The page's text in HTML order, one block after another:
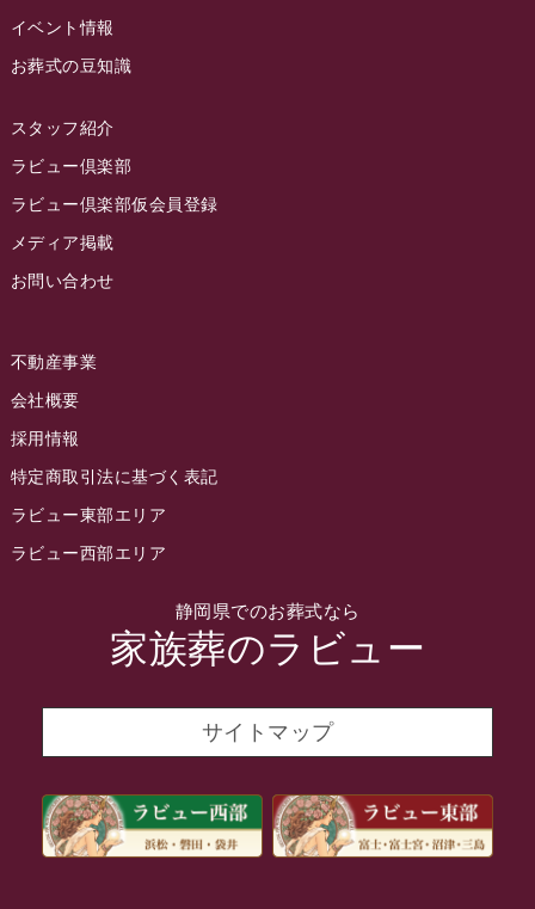
2023年1月
2022年12月
2022年9月
2022年8月
2022年7月
2022年5月
2022年4月
2022年3月
2021年9月
2021年8月
2021年7月
2021年6月
ラビュー藤枝本町
静岡県でのお葬式なら
家族葬のラビュー
サイトマップ
イベント情報
お葬式の豆知識
スタッフ紹介
ラビュー倶楽部
ラビュー倶楽部仮会員登録
メディア掲載
お問い合わせ
不動産事業
会社概要
採用情報
特定商取引法に基づく表記
ラビュー東部エリア
ラビュー西部エリア